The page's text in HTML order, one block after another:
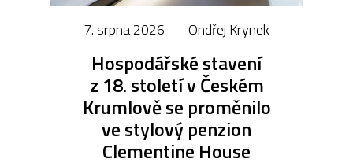
7. srpna 2026 –– Ondřej Krynek
Hospodářské stavení
z 18. století v Českém
Krumlově se proměnilo
ve stylový penzion
Clementine House